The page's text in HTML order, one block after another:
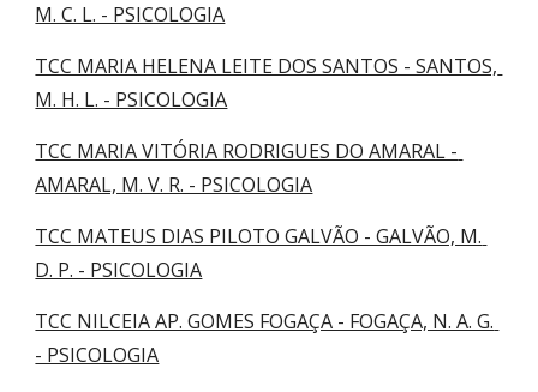
M. C. L. - PSICOLOGIA
TCC MARIA HELENA LEITE DOS SANTOS - SANTOS,
M. H. L. - PSICOLOGIA
TCC MARIA VITÓRIA RODRIGUES DO AMARAL -
AMARAL, M. V. R. - PSICOLOGIA
TCC MATEUS DIAS PILOTO GALVÃO - GALVÃO, M.
D. P. - PSICOLOGIA
TCC NILCEIA AP. GOMES FOGAÇA - FOGAÇA, N. A. G.
- PSICOLOGIA